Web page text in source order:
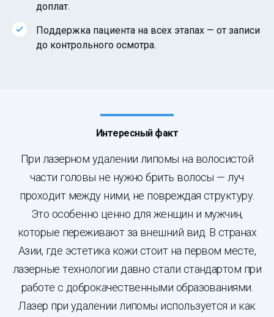
доплат.
Поддержка пациента на всех этапах — от записи
до контрольного осмотра.
Интересный факт
При лазерном удалении липомы на волосистой
части головы не нужно брить волосы — луч
проходит между ними, не повреждая структуру.
Это особенно ценно для женщин и мужчин,
которые переживают за внешний вид. В странах
Азии, где эстетика кожи стоит на первом месте,
лазерные технологии давно стали стандартом при
работе с доброкачественными образованиями.
Лазер при удалении липомы используется и как